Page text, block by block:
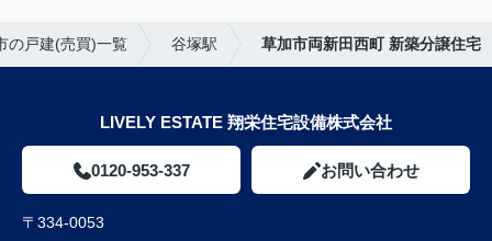
の戸建(売買)一覧 谷塚駅 草加市両新田西町 新築分譲住宅
LIVELY ESTATE 翔栄住宅設備株式会社
0120-953-337 お問い合わせ
〒334-0053